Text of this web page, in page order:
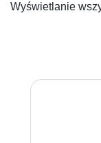
Wyświetlanie